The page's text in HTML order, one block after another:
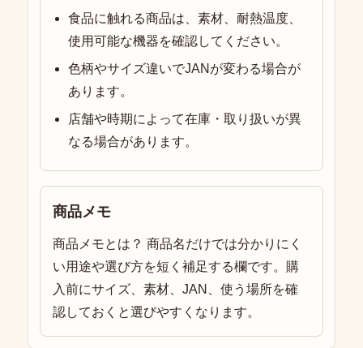
食品に触れる商品は、素材、耐熱温度、
使用可能な機器を確認してください。
色柄やサイズ違いでJANが変わる場合が
あります。
店舗や時期によって在庫・取り扱いが異
なる場合があります。
商品メモ
商品メモとは？ 商品名だけでは分かりにく
い用途や選び方を短く補足する欄です。購
入前にサイズ、素材、JAN、使う場所を確
認しておくと選びやすくなります。